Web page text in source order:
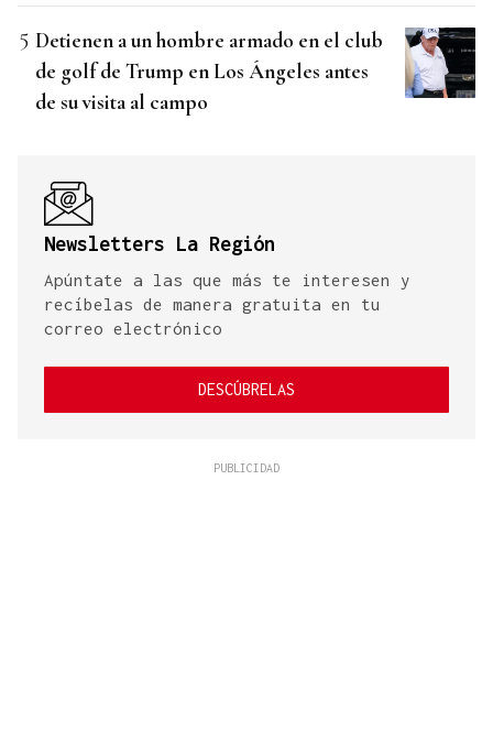
Detienen a un hombre armado en el club
de golf de Trump en Los Ángeles antes
de su visita al campo
Newsletters La Región
Apúntate a las que más te interesen y
recíbelas de manera gratuita en tu
correo electrónico
DESCÚBRELAS